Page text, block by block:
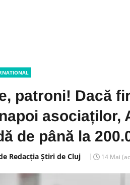
patroni! Dacă
asociaților,
de până la
Redacția Știri de Cluj 14 Mai